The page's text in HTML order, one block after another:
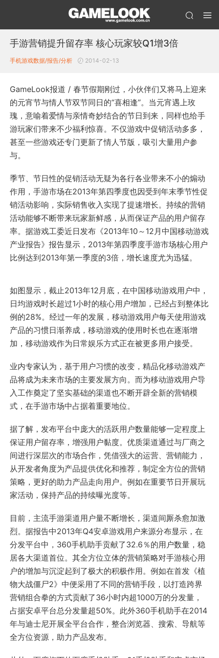
手游营销提升留存率 核心玩家较Q1增3倍
手机游戏数据/报告/分析 2014-02-13
GameLook报道 / 春节假期刚过，小伙伴们又将马上迎来
的元宵节与情人节双节同日的“喜相逢”。当元宵遇上玫
瑰，意喻着爱情与亲情奇妙结合的节日到来，同样也给手
游玩家们带来不少福利惊喜。不仅游戏中促销活动多多，
甚至一些游戏还专门更新了情人节版，吸引大量用户参
与。
季节、节日性的促销活动无疑为各行各业带来不小的煽动
作用，手游市场在2013年第四季度也因受到年末季节性促
销活动影响，实际销售收入实现了提速增长。持续的营销
活动能够不断带来玩家新鲜感，从而保证产品的用户留存
率。据游戏工委近日发布《2013年10～12月中国移动游戏
产业报告》报告显示，2013年第四季度手游市场核心用户
比例达到2013年第一季度的3倍，增长速度尤为迅猛。
如图显示，截止2013年12月底，在中国移动游戏用户中，
日均游戏时长超过1小时的核心用户增加，已经占到整体比
例的28%。经过一年的发展，移动游戏用户每天使用游戏
产品的习惯日渐养成，移动游戏的使用时长也在逐渐增
加，移动游戏作为日常娱乐方式正在被更多用户接受。
业内专家认为，基于用户习惯的改变，精品化移动游戏产
品将成为未来市场的主要发展方向。而为移动游戏用户导
入工作奠定了坚实基础的渠道也不断开辟全新的营销模
式，在手游市场中占据着重要地位。
据了解，发布平台中庞大的活跃用户数量能够一定程度上
保证用户留存率，增强用户黏度。优质渠道通过与厂商之
间进行深层次的市场合作，凭借强大的运营、营销能力，
从开发者角度为产品提供优化和推荐，制定全方位的营销
策略，更好的助力产品走向用户。例如在重要节日开展玩
家活动，保持产品的持续曝光度等。
目前，主流手游渠道用户量不断增长，渠道间厮杀愈加激
烈。据报告中2013年Q4安卓游戏用户来源分布显示，在
分发平台中，360手机助手贡献了32.6％的用户数量，稳
居各大渠道首位。其全方位立体的营销策略对手游核心用
户的增加与沉淀起到了极大的积极作用。例如在首发《植
物大战僵尸2》中便采用了不同的营销手段，以打造跨界
营销组合拳的方式贡献了36小时内超1000万的分发量，
占据安卓平台总分发量超50%。此外360手机助手在2014
年与迪士尼开展全平台合作，整合浏览器、搜索、导航等
全方位资源，助力产品发布。